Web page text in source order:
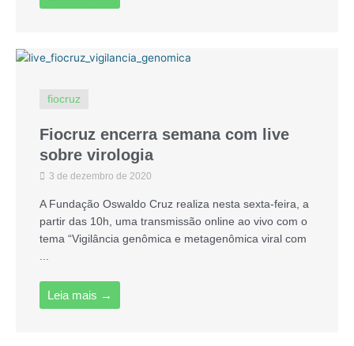
fiocruz
Fiocruz encerra semana com live
sobre virologia
3 de dezembro de 2020
A Fundação Oswaldo Cruz realiza nesta sexta-feira, a
partir das 10h, uma transmissão online ao vivo com o
tema “Vigilância genômica e metagenômica viral com
...
Leia mais →